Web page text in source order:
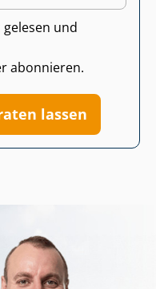
gelesen und
abonnieren.
lassen